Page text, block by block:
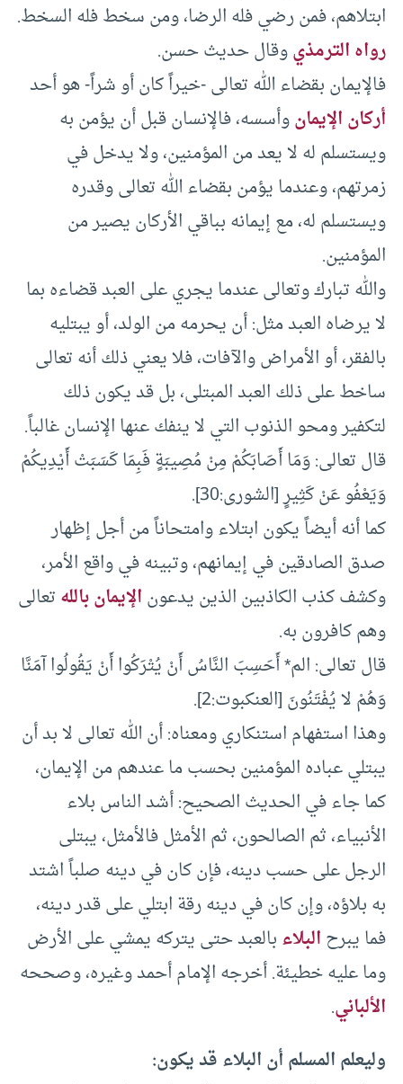
ابتلاهم، فمن رضي فله الرضا، ومن سخط فله السخط.
رواه الترمذيوقال حديث حسن.
فالإيمان بقضاء الله تعالى -خيراً كان أو شراً- هو أحد
أركان الإيمانوأسسه، فالإنسان قبل أن يؤمن به
ويستسلم له لا يعد من المؤمنين، ولا يدخل في
زمرتهم، وعندما يؤمن بقضاء الله تعالى وقدره
ويستسلم له، مع إيمانه بباقي الأركان يصير من
المؤمنين.
والله تبارك وتعالى عندما يجري على العبد قضاءه بما
لا يرضاه العبد مثل: أن يحرمه من الولد، أو يبتليه
بالفقر، أو الأمراض والآفات، فلا يعني ذلك أنه تعالى
ساخط على ذلك العبد المبتلى، بل قد يكون ذلك
لتكفير ومحو الذنوب التي لا ينفك عنها الإنسان غالباً.
قال تعالى: وَمَا أَصَابَكُمْ مِنْ مُصِيبَةٍ فَبِمَا كَسَبَتْ أَيْدِيكُمْ
وَيَعْفُو عَنْ كَثِيرٍ [الشورى:30].
كما أنه أيضاً يكون ابتلاء وامتحاناً من أجل إظهار
صدق الصادقين في إيمانهم، وتبينه في واقع الأمر،
وكشف كذب الكاذبين الذين يدعونالإيمان باللهتعالى
وهم كافرون به.
قال تعالى: الم* أَحَسِبَ النَّاسُ أَنْ يُتْرَكُوا أَنْ يَقُولُوا آمَنَّا
وَهُمْ لا يُفْتَنُونَ [العنكبوت:2].
وهذا استفهام استنكاري ومعناه: أن الله تعالى لا بد أن
يبتلي عباده المؤمنين بحسب ما عندهم من الإيمان،
كما جاء في الحديث الصحيح: أشد الناس بلاء
الأنبياء، ثم الصالحون، ثم الأمثل فالأمثل، يبتلى
الرجل على حسب دينه، فإن كان في دينه صلباً اشتد
به بلاؤه، وإن كان في دينه رقة ابتلي على قدر دينه،
فما يبرحالبلاءبالعبد حتى يتركه يمشي على الأرض
وما عليه خطيئة. أخرجه الإمام أحمد وغيره، وصححه
الألباني.
وليعلم المسلم أن البلاء قد يكون: